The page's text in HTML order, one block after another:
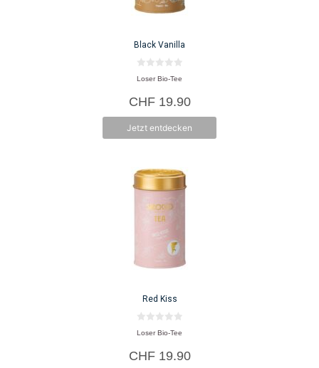
Black Vanilla
0
v
n
5
Loser Bio-Tee
CHF19.90
Jetzt entdecken
Red Kiss
0
v
n
5
Loser Bio-Tee
CHF19.90